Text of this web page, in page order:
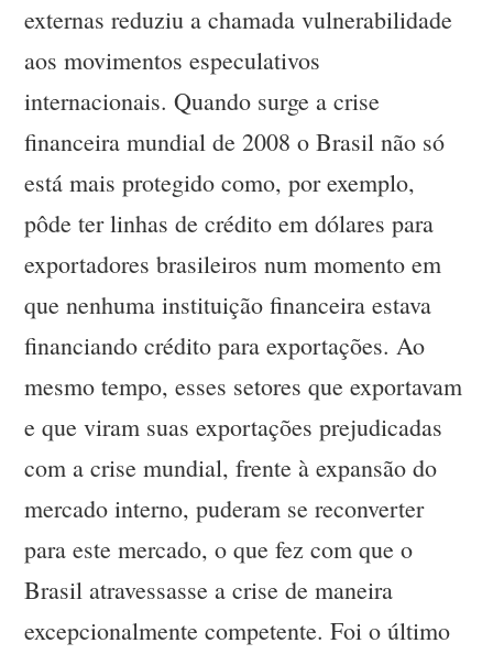
externas reduziu a chamada vulnerabilidade
aos movimentos especulativos
internacionais. Quando surge a crise
financeira mundial de 2008 o Brasil não só
está mais protegido como, por exemplo,
pôde ter linhas de crédito em dólares para
exportadores brasileiros num momento em
que nenhuma instituição financeira estava
financiando crédito para exportações. Ao
mesmo tempo, esses setores que exportavam
e que viram suas exportações prejudicadas
com a crise mundial, frente à expansão do
mercado interno, puderam se reconverter
para este mercado, o que fez com que o
Brasil atravessasse a crise de maneira
excepcionalmente competente. Foi o último